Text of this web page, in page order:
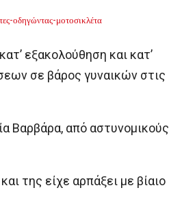
κατ’ εξακολούθηση και κατ’
σε βάρος γυναικών στις
Βαρβάρα, από αστυνομικούς
της είχε αρπάξει με βίαιο